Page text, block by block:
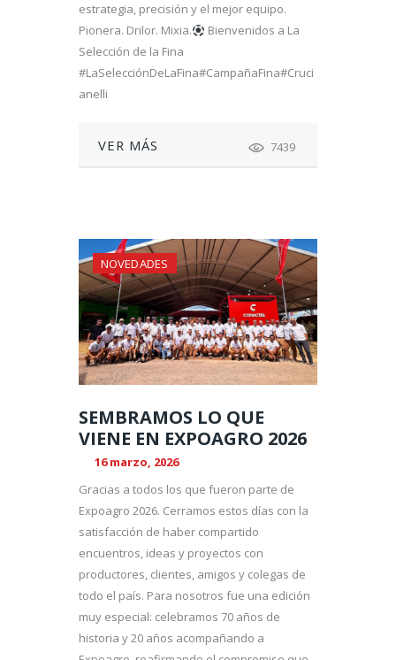
estrategia, precisión y el mejor equipo.
Pionera. Drilor. Mixia.
Bienvenidos a La
Selección de la Fina
#LaSelecciónDeLaFina#CampañaFina#Cruci
anelli
VER MÁS 7439
NOVEDADES
SEMBRAMOS LO QUE
VIENE EN EXPOAGRO 2026
16 marzo, 2026
Gracias a todos los que fueron parte de
Expoagro 2026. Cerramos estos días con la
satisfacción de haber compartido
encuentros, ideas y proyectos con
productores, clientes, amigos y colegas de
todo el país. Para nosotros fue una edición
muy especial: celebramos 70 años de
historia y 20 años acompañando a